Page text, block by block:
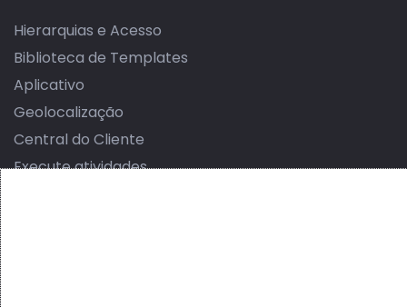
Hierarquias e Acesso
Biblioteca de Templates
Aplicativo
Geolocalização
Central do Cliente
Execute atividades